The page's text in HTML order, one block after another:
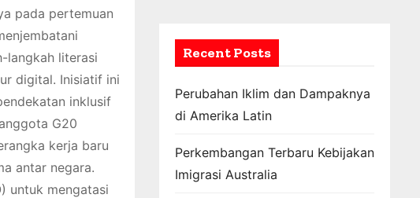
pada pertemuan
langkah literasi
digital. Inisiatif ini
inklusif
G20
kerja baru
antar negara.
untuk mengatasi
Recent Posts
Perubahan Iklim dan Dampaknya
di Amerika Latin
Perkembangan Terbaru Kebijakan
Imigrasi Australia